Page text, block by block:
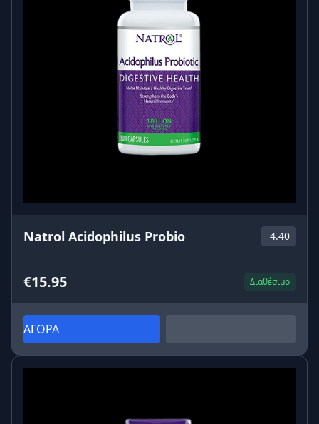
Natrol Acidophilus Probio 4.40
€15.95 Διαθέσιμο
ΑΓΟΡΑ